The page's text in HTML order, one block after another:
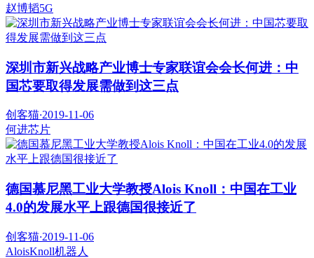
赵博韬5G
深圳市新兴战略产业博士专家联谊会会长何进：中
国芯要取得发展需做到这三点
创客猫·2019-11-06
何进芯片
德国慕尼黑工业大学教授Alois Knoll：中国在工业
4.0的发展水平上跟德国很接近了
创客猫·2019-11-06
AloisKnoll机器人